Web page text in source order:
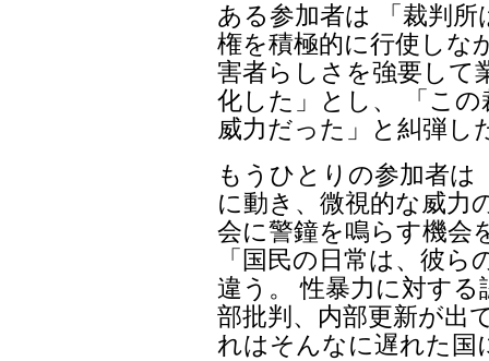
ある参加者は 「裁判
権を積極的に行使しな
害者らしさを強要して
化した」とし、 「こ
威力だった」と糾弾し
もうひとりの参加者は
に動き、微視的な威力
会に警鐘を鳴らす機会
「国民の日常は、彼
違う。 性暴力に対す
部批判、内部更新が出
れはそんなに遅れた国